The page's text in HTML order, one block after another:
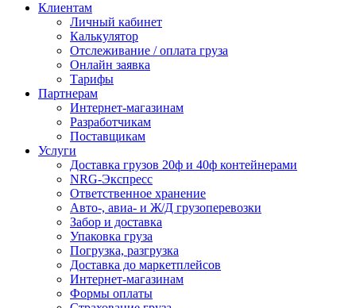
Клиентам
Личный кабинет
Калькулятор
Отслеживание / оплата груза
Онлайн заявка
Тарифы
Партнерам
Интернет-магазинам
Разработчикам
Поставщикам
Услуги
Доставка грузов 20ф и 40ф контейнерами
NRG-Экспресс
Ответственное хранение
Авто-, авиа- и Ж/Д грузоперевозки
Забор и доставка
Упаковка груза
Погрузка, разгрузка
Доставка до маркетплейсов
Интернет-магазинам
Формы оплаты